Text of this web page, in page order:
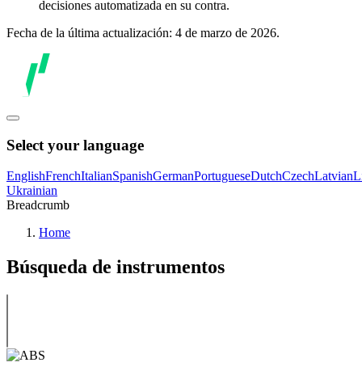
decisiones automatizada en su contra.
Fecha de la última actualización: 4 de marzo de 2026.
Select your language
EnglishFrenchItalianSpanishGermanPortugueseDutchCzechLatvian
Ukrainian
Breadcrumb
Home
Búsqueda de instrumentos